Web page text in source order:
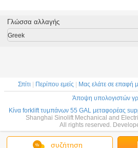
μοναδικών
βαρέλια δομών 6
φορτίων
συζήτηση
Γλώσσα αλλαγής
Greek
Σπίτι | Περίπου εμείς | Μας ελάτε σε επαφή
Άποψη υπολογιστών
Κίνα forklift τυμπάνων 55 GAL μεταφορέας
Shanghai Sinolift Mechanical and
All rights reserved.